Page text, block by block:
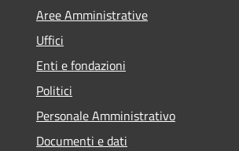
Aree Amministrative
Uffici
Enti e fondazioni
Politici
Personale Amministrativo
Documenti e dati